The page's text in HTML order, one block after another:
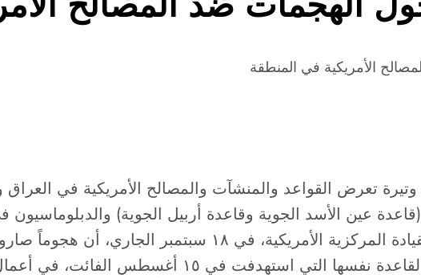
الأمريكية في المنطقة
وتيرة تعرض القواعد والمنشآت والمصالح الأمريكية في
(قاعدة عين الأسد الجوية وقاعدة أربيل الجوية)
يوليو الماضي. كما أعلنت القيادة المركزية
شمال شرقي سوريا، وهى القاعدة نفسها